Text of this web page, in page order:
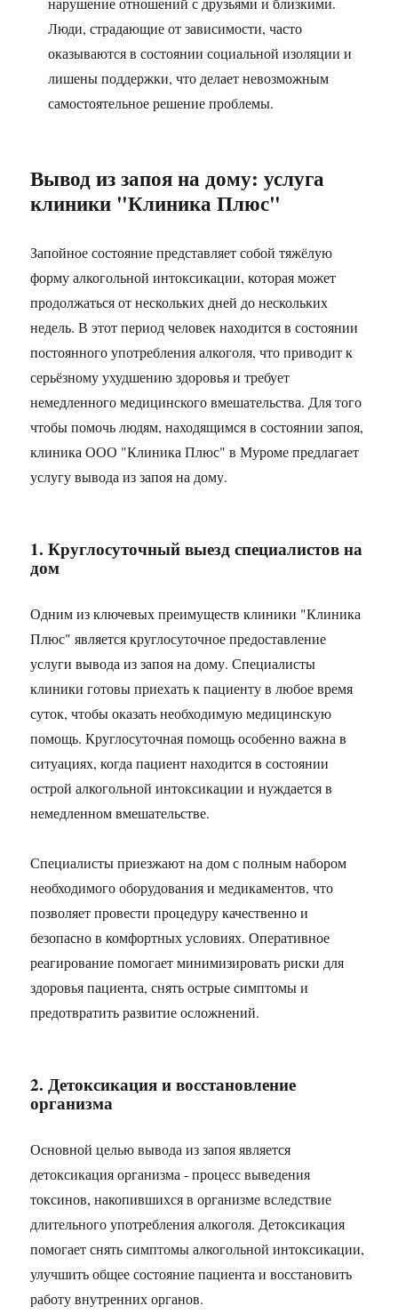
Люди, страдающие от зависимости, часто
оказываются в состоянии социальной изоляции и
лишены поддержки, что делает невозможным
самостоятельное решение проблемы.
Вывод из запоя на дому: услуга
клиники "Клиника Плюс"
Запойное состояние представляет собой тяжёлую
форму алкогольной интоксикации, которая может
продолжаться от нескольких дней до нескольких
недель. В этот период человек находится в состоянии
постоянного употребления алкоголя, что приводит к
серьёзному ухудшению здоровья и требует
немедленного медицинского вмешательства. Для того
чтобы помочь людям, находящимся в состоянии запоя,
клиника ООО "Клиника Плюс" в Муроме предлагает
услугу вывода из запоя на дому.
1. Круглосуточный выезд специалистов на
дом
Одним из ключевых преимуществ клиники "Клиника
Плюс" является круглосуточное предоставление
услуги вывода из запоя на дому. Специалисты
клиники готовы приехать к пациенту в любое время
суток, чтобы оказать необходимую медицинскую
помощь. Круглосуточная помощь особенно важна в
ситуациях, когда пациент находится в состоянии
острой алкогольной интоксикации и нуждается в
немедленном вмешательстве.
Специалисты приезжают на дом с полным набором
необходимого оборудования и медикаментов, что
позволяет провести процедуру качественно и
безопасно в комфортных условиях. Оперативное
реагирование помогает минимизировать риски для
здоровья пациента, снять острые симптомы и
предотвратить развитие осложнений.
2. Детоксикация и восстановление
организма
Основной целью вывода из запоя является
детоксикация организма - процесс выведения
токсинов, накопившихся в организме вследствие
длительного употребления алкоголя. Детоксикация
помогает снять симптомы алкогольной интоксикации,
улучшить общее состояние пациента и восстановить
работу внутренних органов.